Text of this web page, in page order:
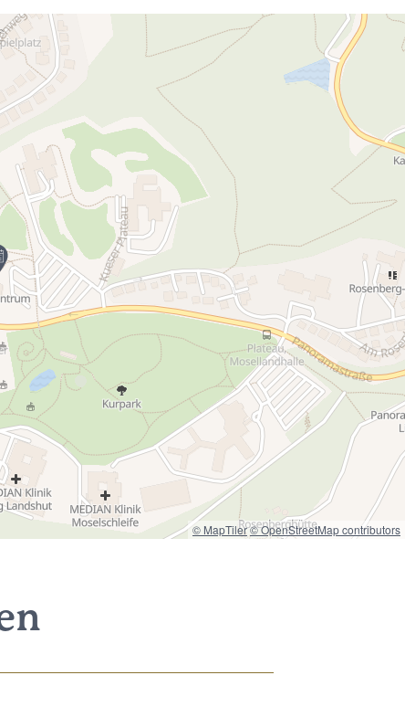
© MapTiler© OpenStreetMap contributors